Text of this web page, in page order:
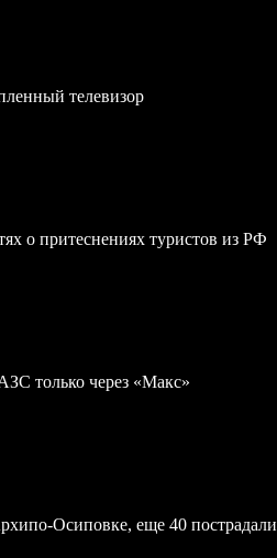
телевизор
о притеснениях туристов из РФ
только через «Макс»
Осиповке, еще 40 пострадали